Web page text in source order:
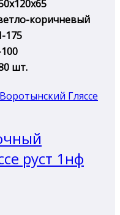
коричневый
175
шт.
руст 1нф